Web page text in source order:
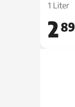
1 Liter
289